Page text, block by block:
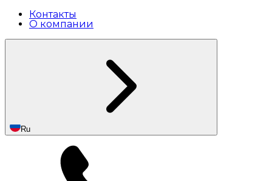
Контакты
О компании
Ru